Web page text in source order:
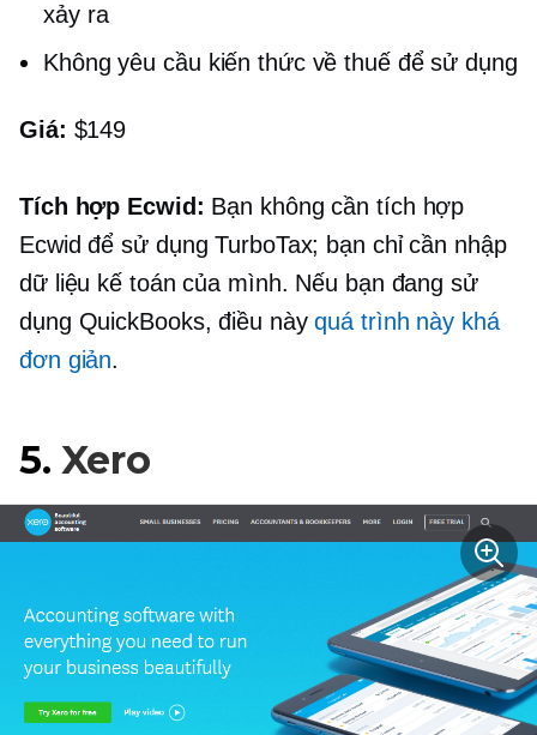
xảy ra
Không yêu cầu kiến ​​thức về thuế để sử dụng
Giá: $149
Tích hợp Ecwid: Bạn không cần tích hợp
Ecwid để sử dụng TurboTax; bạn chỉ cần nhập
dữ liệu kế toán của mình. Nếu bạn đang sử
dụng QuickBooks, điều nàyquá trình này khá
đơn giản.
5. Xero